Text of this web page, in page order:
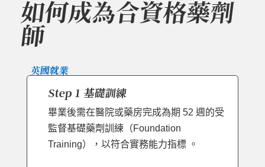
如何成為合資格藥劑
師
英國就業
Step 1 基礎訓練
畢業後需在醫院或藥房完成為期 52 週的受
監督基礎藥劑訓練（Foundation
Training），以符合實務能力指標 。